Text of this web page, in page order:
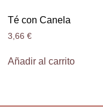
Té con Canela
3,66 €
Añadir al carrito